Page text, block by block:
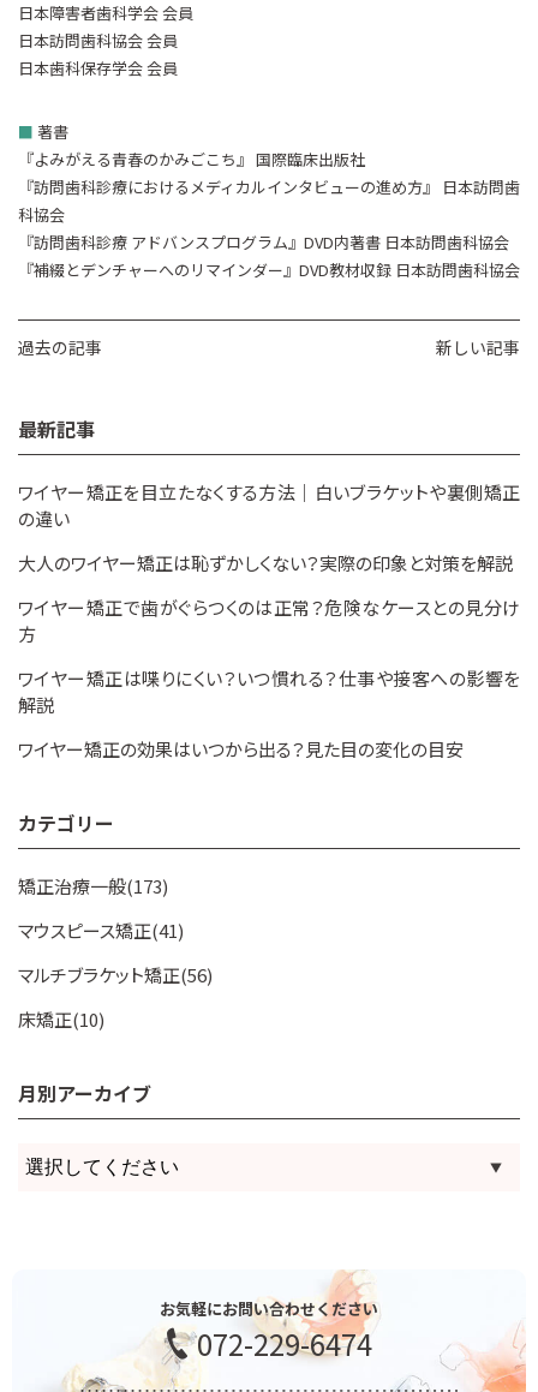
日本障害者歯科学会 会員
日本訪問歯科協会 会員
日本歯科保存学会 会員
■ 著書
『よみがえる青春のかみごこち』 国際臨床出版社
『訪問歯科診療におけるメディカルインタビューの進め方』 日本訪問歯
科協会
『訪問歯科診療 アドバンスプログラム』DVD内著書 日本訪問歯科協会
『補綴とデンチャーへのリマインダー』DVD教材収録 日本訪問歯科協会
新しい記事
過去の記事
最新記事
ワイヤー矯正を目立たなくする方法｜白いブラケットや裏側矯正
の違い
大人のワイヤー矯正は恥ずかしくない？実際の印象と対策を解説
ワイヤー矯正で歯がぐらつくのは正常？危険なケースとの見分け
方
ワイヤー矯正は喋りにくい？いつ慣れる？仕事や接客への影響を
解説
ワイヤー矯正の効果はいつから出る？見た目の変化の目安
カテゴリー
矯正治療一般(173)
マウスピース矯正(41)
マルチブラケット矯正(56)
床矯正(10)
月別アーカイブ
お気軽にお問い合わせください
072-229-6474